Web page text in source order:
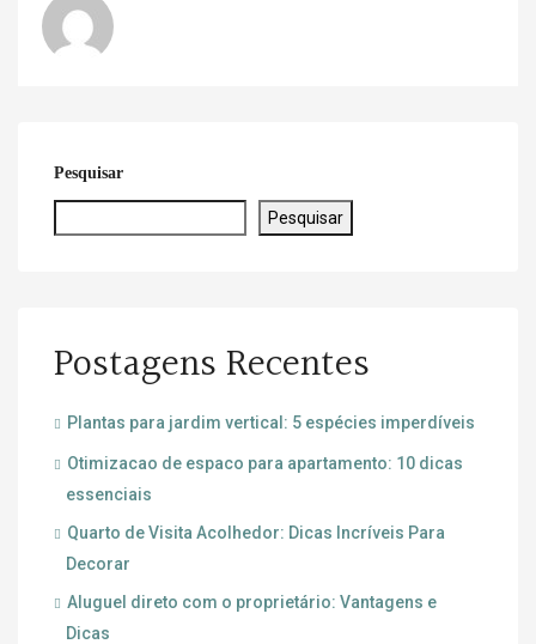
Pesquisar
Pesquisar
Postagens Recentes
Plantas para jardim vertical: 5 espécies imperdíveis
Otimizacao de espaco para apartamento: 10 dicas
essenciais
Quarto de Visita Acolhedor: Dicas Incríveis Para
Decorar
Aluguel direto com o proprietário: Vantagens e
Dicas